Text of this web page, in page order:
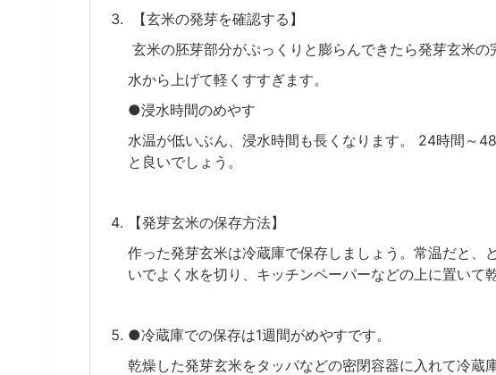
【玄米の発芽を確認する】
玄米の胚芽部分がぷっくりと膨らんできたら発芽玄米の
水から上げて軽くすすぎます。
●浸水時間のめやす
水温が低いぶん、浸水時間も長くなります。 24時間～
と良いでしょう。
【発芽玄米の保存方法】
作った発芽玄米は冷蔵庫で保存しましょう。常温だと、
いでよく水を切り、キッチンペーパーなどの上に置いて
●冷蔵庫での保存は1週間がめやすです。
乾燥した発芽玄米をタッパなどの密閉容器に入れて冷蔵